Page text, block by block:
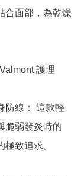
合面部，為乾燥
護理
防線： 這款輕
脆弱發炎時的
致追求。